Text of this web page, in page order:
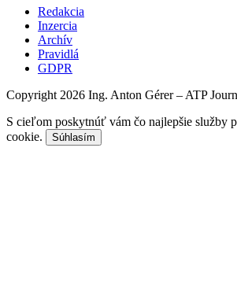
Redakcia
Inzercia
Archív
Pravidlá
GDPR
Copyright 2026 Ing. Anton Gérer – ATP
S cieľom poskytnúť vám čo najlepšie služby
cookie.
Súhlasím